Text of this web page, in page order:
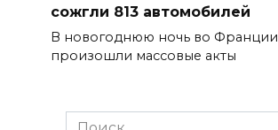
сожгли 813 автомобилей
В новогоднюю ночь во Франции
произошли массовые акты
Search